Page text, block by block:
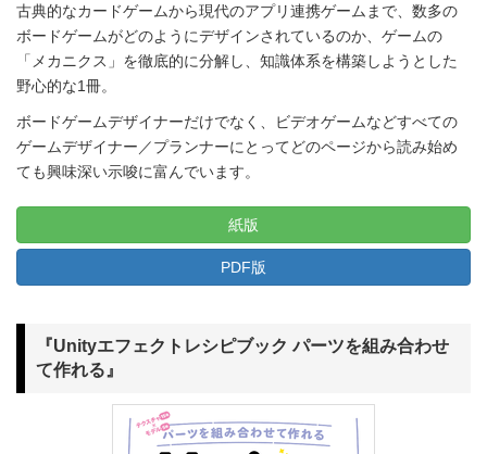
古典的なカードゲームから現代のアプリ連携ゲームまで、数多の
ボードゲームがどのようにデザインされているのか、ゲームの
「メカニクス」を徹底的に分解し、知識体系を構築しようとした
野心的な1冊。
ボードゲームデザイナーだけでなく、ビデオゲームなどすべての
ゲームデザイナー／プランナーにとってどのページから読み始め
ても興味深い示唆に富んでいます。
紙版
PDF版
『Unityエフェクトレシピブック パーツを組み合わせ
て作れる』